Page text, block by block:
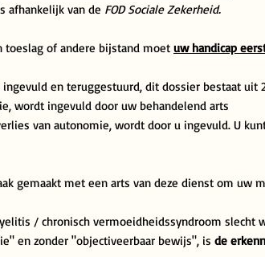
afhankelijk van de FOD Sociale Zekerheid.
toeslag of andere bijstand moet uw handicap
en teruggestuurd, dit dossier bestaat uit
wordt ingevuld door uw behandelend arts
van autonomie, wordt door u ingevuld. U
gemaakt met een arts van deze dienst om uw
/ chronisch vermoeidheidssyndroom slecht
en zonder "objectiveerbaar bewijs", is de